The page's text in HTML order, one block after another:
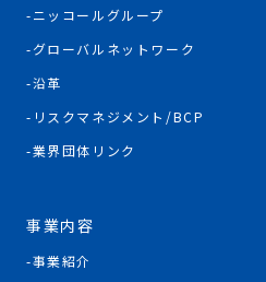
ニッコールグループ
グローバルネットワーク
沿革
リスクマネジメント/BCP
業界団体リンク
事業内容
事業紹介